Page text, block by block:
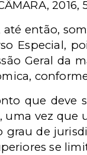
2016,
até então,
Especial,
Geral da
conforme
que deve
uma vez que
grau de
se